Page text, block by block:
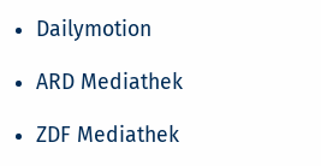
Dailymotion
ARD Mediathek
ZDF Mediathek